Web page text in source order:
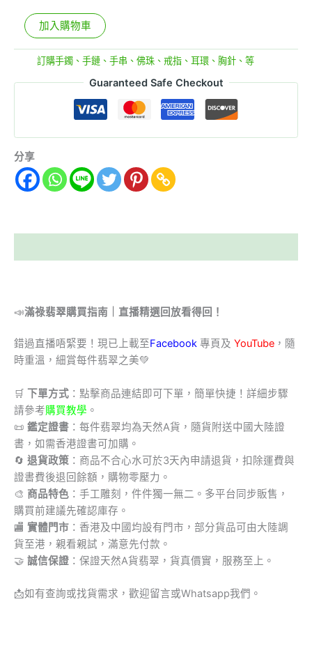
加入購物車
訂購手鐲、手鏈、手串、佛珠、戒指、耳環、胸針、等
Guaranteed Safe Checkout
分享
📣滿祿翡翠購買指南｜直播精選回放看得回！
錯過直播唔緊要！現已上載至Facebook 專頁及 YouTube ，隨
時重溫，細賞每件翡翠之美💚
🛒 下單方式 ：點擊商品連結即可下單，簡單快捷！詳細步驟
請參考購買教學 。
📜 鑑定證書 ：每件翡翠均為天然A貨，隨貨附送中國大陸證
書，如需香港證書可加購。
🔄 退貨政策 ：商品不合心水可於3天內申請退貨，扣除運費與
證書費後退回餘額，購物零壓力。
🎨 商品特色 ：手工雕刻，件件獨一無二。多平台同步販售，
購買前建議先確認庫存。
🏬 實體門市 ：香港及中國均設有門市，部分貨品可由大陸調
貨至港，親看親試，滿意先付款。
🤝 誠信保證 ：保證天然A貨翡翠，貨真價實，服務至上。
📩如有查詢或找貨需求，歡迎留言或Whatsapp我們。